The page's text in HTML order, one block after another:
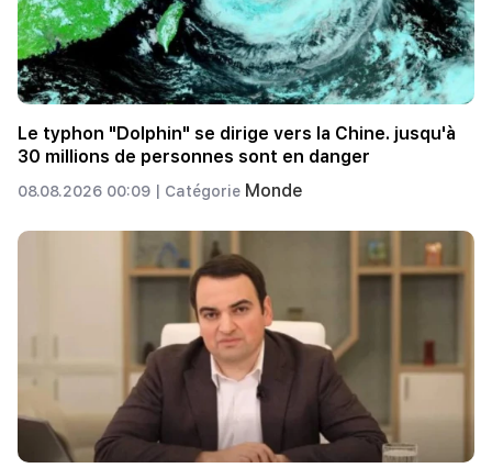
Le typhon "Dolphin" se dirige vers la Chine. jusqu'à
30 millions de personnes sont en danger
08.08.2026 00:09 | Catégorie Monde